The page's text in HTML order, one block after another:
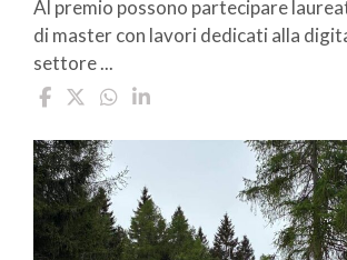
Al premio possono partecipare
di master con lavori dedicati alla
settore ...